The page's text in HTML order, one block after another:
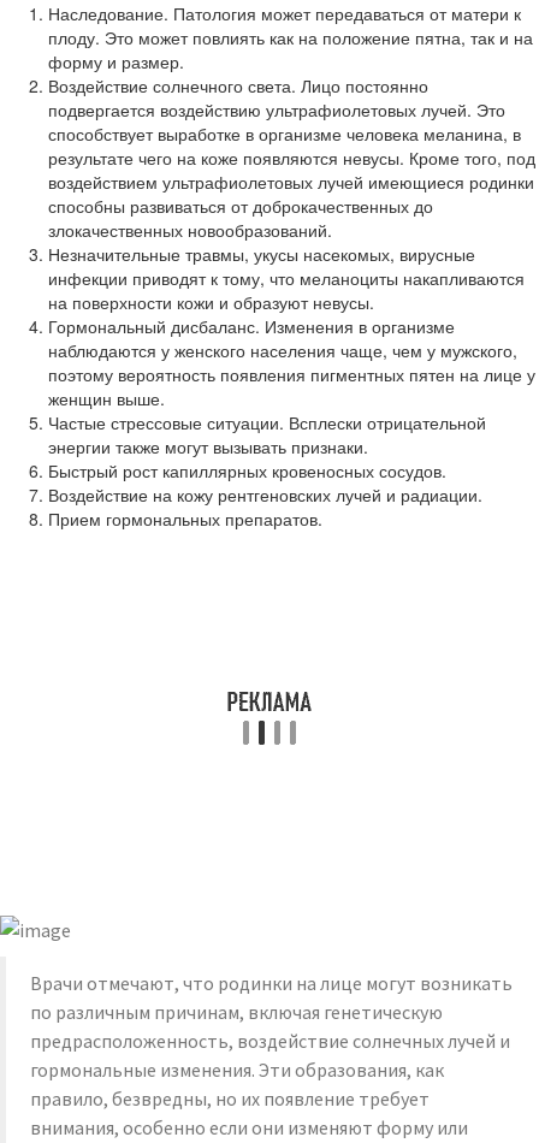
Наследование. Патология может передаваться от матери к
плоду. Это может повлиять как на положение пятна, так и на
форму и размер.
Воздействие солнечного света. Лицо постоянно
подвергается воздействию ультрафиолетовых лучей. Это
способствует выработке в организме человека меланина, в
результате чего на коже появляются невусы. Кроме того, под
воздействием ультрафиолетовых лучей имеющиеся родинки
способны развиваться от доброкачественных до
злокачественных новообразований.
Незначительные травмы, укусы насекомых, вирусные
инфекции приводят к тому, что меланоциты накапливаются
на поверхности кожи и образуют невусы.
Гормональный дисбаланс. Изменения в организме
наблюдаются у женского населения чаще, чем у мужского,
поэтому вероятность появления пигментных пятен на лице у
женщин выше.
Частые стрессовые ситуации. Всплески отрицательной
энергии также могут вызывать признаки.
Быстрый рост капиллярных кровеносных сосудов.
Воздействие на кожу рентгеновских лучей и радиации.
Прием гормональных препаратов.
Врачи отмечают, что родинки на лице могут возникать
по различным причинам, включая генетическую
предрасположенность, воздействие солнечных лучей и
гормональные изменения. Эти образования, как
правило, безвредны, но их появление требует
внимания, особенно если они изменяют форму или